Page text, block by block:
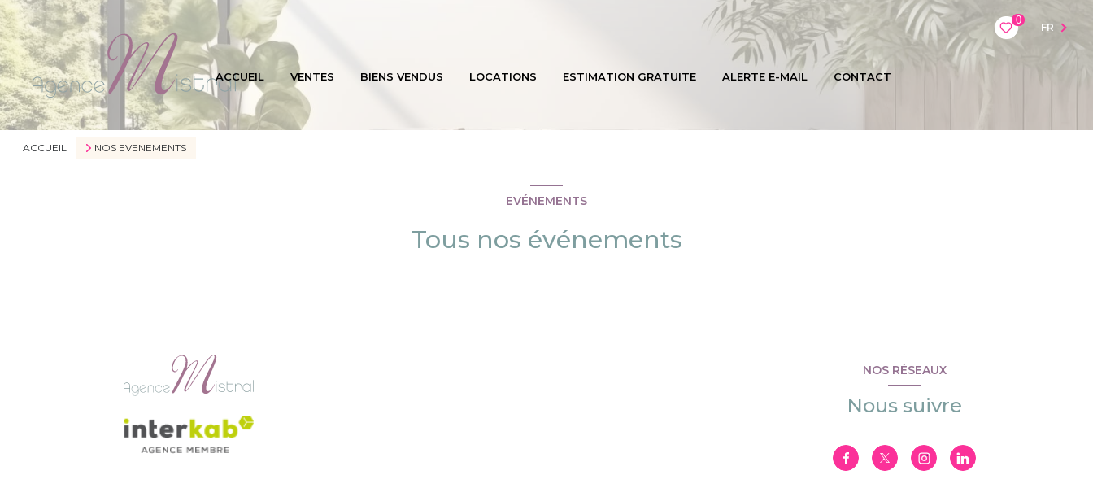
0
FR
ACCUEIL VENTES BIENS VENDUS LOCATIONS ESTIMATION GRATUITE ALERTE E-MAIL CONTACT
ACCUEIL NOS EVENEMENTS
EVÉNEMENTS
Tous nos événements
NOS RÉSEAUX
Nous suivre